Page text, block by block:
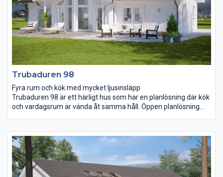
Trubaduren 98
Fyra rum och kök med mycket ljusinsläpp
Trubaduren 98 är ett härligt hus som har en planlösning där kök
och vardagsrum är vända åt samma håll. Öppen planlösning
eget praktiskt badrum och en klädkammare. Genom
fönsterdörren i vardagsrummet tar du dig enkelt ut på
uteplatsen som vi har försett med ett praktiskt tak som
skyddar mot både väder och vind. Allt på mindre än 100 m².
Mycket hus på liten yta.